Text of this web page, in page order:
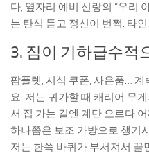
다, 옆자리 예비 신랑의 “우리
는 탄식 듣고 정신이 번쩍. 타
3. 짐이 기하급수적
팜플렛, 시식 쿠폰, 사은품…
요. 저는 귀가할 때 캐리어 무
서 집 가는 길엔 계단 오르다
하나쯤은 보조 가방으로 챙기
저는 한쪽 바퀴가 부서져서